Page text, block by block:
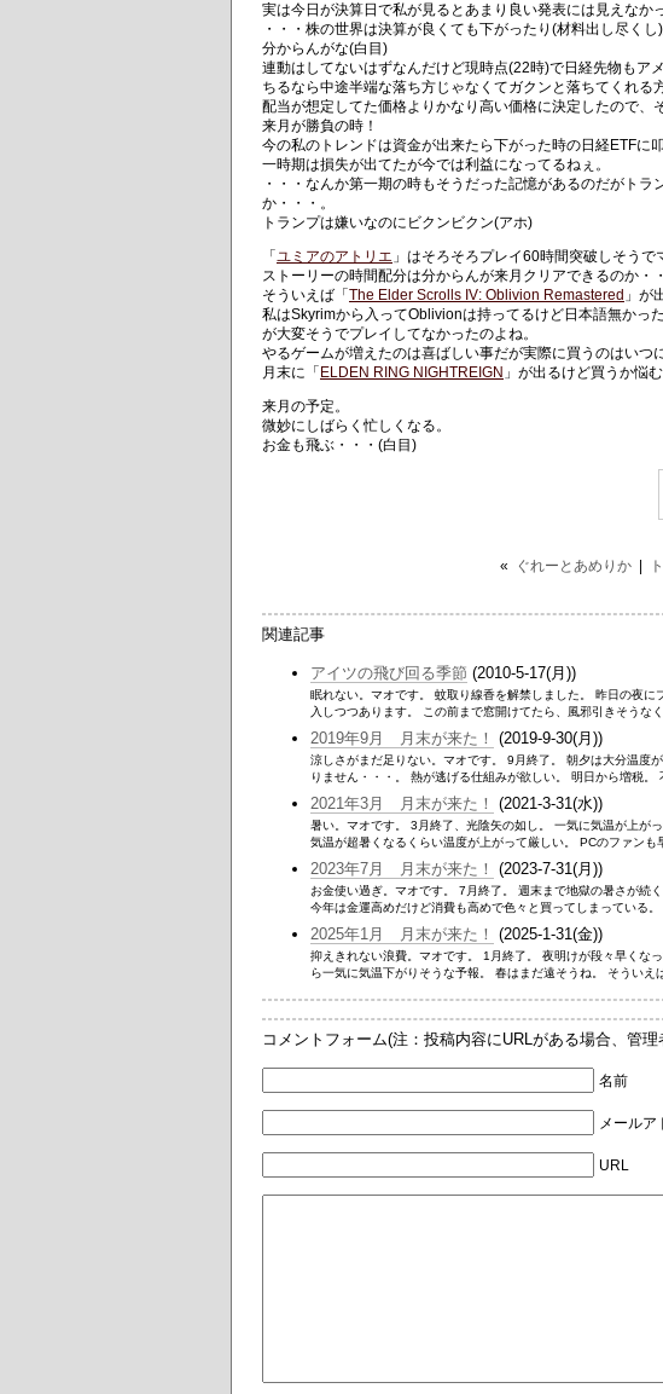
実は今日が決算日で私が見るとあまり良い発表には見えなか
・・・株の世界は決算が良くても下がったり(材料出し尽く
分からんがな(白目)
連動はしてないはずなんだけど現時点(22時)で日経先物もア
ちるなら中途半端な落ち方じゃなくてガクンと落ちてくれる
配当が想定してた価格よりかなり高い価格に決定したので、
来月が勝負の時！
今の私のトレンドは資金が出来たら下がった時の日経ETFに叩
一時期は損失が出てたが今では利益になってるねぇ。
・・・なんか第一期の時もそうだった記憶があるのだがト
か・・・。
トランプは嫌いなのにビクンビクン(アホ)
「 ユミアのアトリエ 」はそろそろプレイ60時間突破しそうで
ストーリーの時間配分は分からんが来月クリアできるのか・
そういえば「 The Elder Scrolls IV: Oblivion Remastered 」が
私はSkyrimから入ってOblivionは持ってるけど日本語無かっ
が大変そうでプレイしてなかったのよね。
やるゲームが増えたのは喜ばしい事だが実際に買うのはいつ
月末に「 ELDEN RING NIGHTREIGN 」が出るけど買うか悩む
来月の予定。
微妙にしばらく忙しくなる。
お金も飛ぶ・・・(白目)
« ぐれーとあめりか|
関連記事
アイツの飛び回る季節 (2010-5-17(月))
眠れない。マオです。 蚊取り線香を解禁しました。 昨日の夜
入しつつあります。 この前まで窓開けてたら、風邪引きそうなく
2019年9月 月末が来た！ (2019-9-30(月))
涼しさがまだ足りない。マオです。 9月終了。 朝夕は大分温度
りません・・・。 熱が逃げる仕組みが欲しい。 明日から増税。
2021年3月 月末が来た！ (2021-3-31(水))
暑い。マオです。 3月終了、光陰矢の如し。 一気に気温が上が
気温が超暑くなるくらい温度が上がって厳しい。 PCのファンも
2023年7月 月末が来た！ (2023-7-31(月))
お金使い過ぎ。マオです。 7月終了。 週末まで地獄の暑さが続
今年は金運高めだけど消費も高めで色々と買ってしまっている。
2025年1月 月末が来た！ (2025-1-31(金))
抑えきれない浪費。マオです。 1月終了。 夜明けが段々早くな
ら一気に気温下がりそうな予報。 春はまだ遠そうね。 そういえ
コメントフォーム(注：投稿内容にURLがある場合、管
名前
メールア
URL